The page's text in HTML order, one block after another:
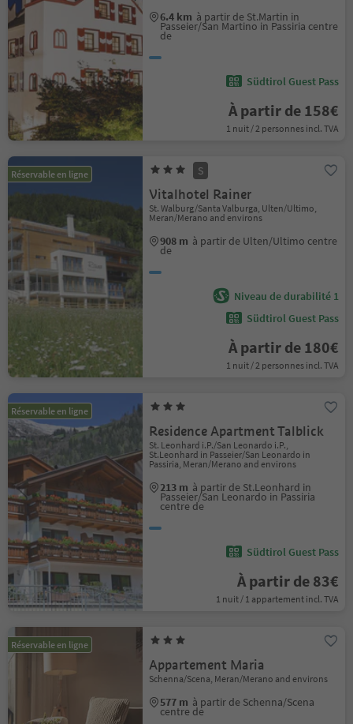
6.4 km à partir de St.Martin in
Passeier/San Martino in Passiria centre
de
Südtirol Guest Pass
À partir de 158€
1 nuit / 2 personnes incl. TVA
Réservable en ligne S
Vitalhotel Rainer
St. Walburg/Santa Valburga, Ulten/Ultimo,
Meran/Merano and environs
908 m à partir de Ulten/Ultimo centre
de
Niveau de durabilité 1
Südtirol Guest Pass
À partir de 180€
1 nuit / 2 personnes incl. TVA
Réservable en ligne
Residence Apartment Talblick
St. Leonhard i.P./San Leonardo i.P.,
St.Leonhard in Passeier/San Leonardo in
Passiria, Meran/Merano and environs
213 m à partir de St.Leonhard in
Passeier/San Leonardo in Passiria
centre de
Südtirol Guest Pass
À partir de 83€
1 nuit / 1 appartement incl. TVA
Réservable en ligne
Appartement Maria
Schenna/Scena, Meran/Merano and environs
577 m à partir de Schenna/Scena
centre de